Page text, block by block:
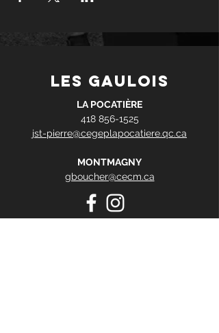
les gaulois
LA POCATIÈRE
418 856-1525
jst-pierre@cegeplapocatiere.qc.ca
MONTMAGNY
gboucher@cecm.ca